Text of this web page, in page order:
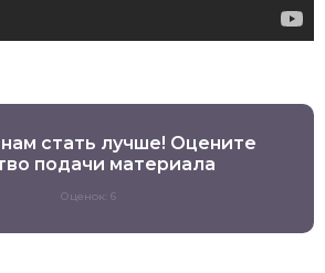
стать лучше! Оцените
подачи материала
Оценок: 6